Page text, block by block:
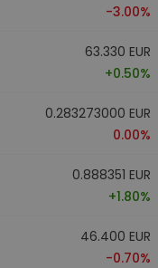
-3.00%
63.330 EUR
+0.50%
0.283273000 EUR
0.00%
0.888351 EUR
+1.80%
46.400 EUR
-0.70%